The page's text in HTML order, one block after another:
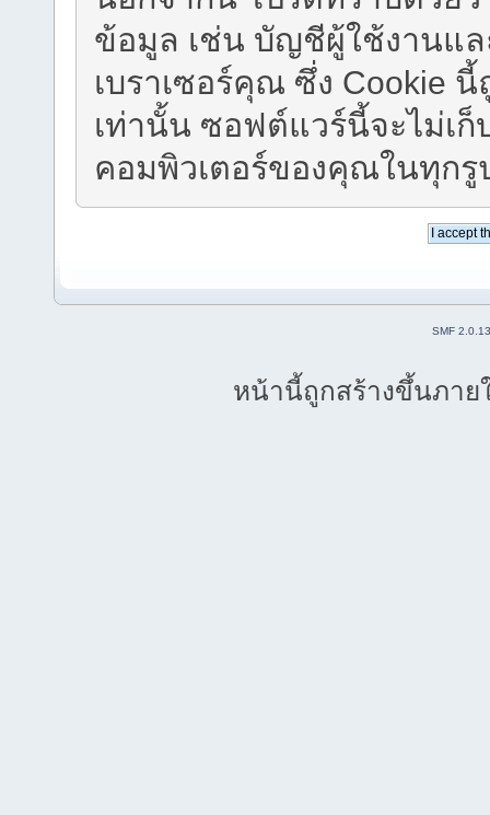
ข้อมูล เช่น บัญชีผู้ใช้งานแ
เบราเซอร์คุณ ซึ่ง Cookie
เท่านั้น ซอฟต์แวร์นี้จะไม่เ
คอมพิวเตอร์ของคุณในทุกรู
SMF 2.0.13
หน้านี้ถูกสร้างขึ้นภาย